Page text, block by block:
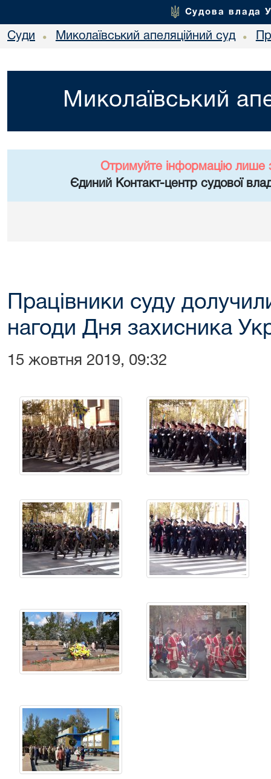
Судова влада
Суди • Миколаївський апеляційний суд •
Миколаївський
Отримуйте інформацію лише
Єдиний Контакт-центр судової
Працівники суду
нагоди Дня захисника
15 жовтня 2019, 09:32